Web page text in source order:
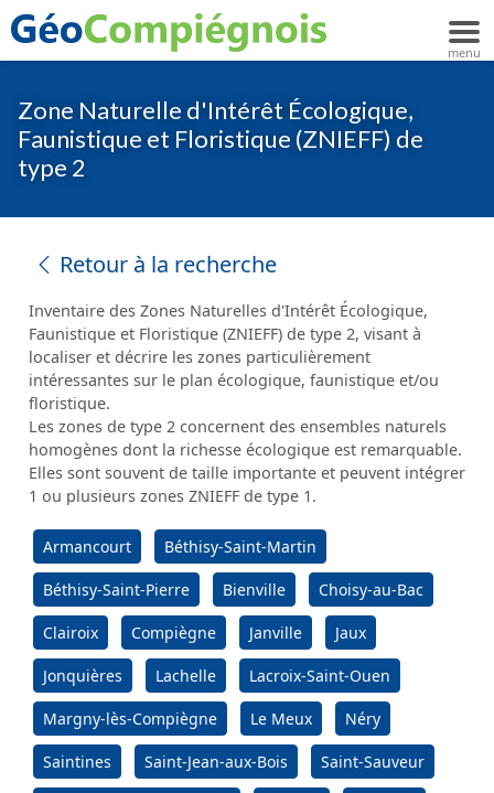
Zone Naturelle d'Intérêt Écologique,
Faunistique et Floristique (ZNIEFF) de
type 2
Retour à la recherche
Inventaire des Zones Naturelles d'Intérêt Écologique,
Faunistique et Floristique (ZNIEFF) de type 2, visant à
localiser et décrire les zones particulièrement
intéressantes sur le plan écologique, faunistique et/ou
floristique.
Les zones de type 2 concernent des ensembles naturels
homogènes dont la richesse écologique est remarquable.
Elles sont souvent de taille importante et peuvent intégrer
1 ou plusieurs zones ZNIEFF de type 1.
Armancourt Béthisy-Saint-Martin
Béthisy-Saint-Pierre Bienville Choisy-au-Bac
Clairoix Compiègne Janville Jaux
Jonquières Lachelle Lacroix-Saint-Ouen
Margny-lès-Compiègne Le Meux Néry
Saintines Saint-Jean-aux-Bois Saint-Sauveur